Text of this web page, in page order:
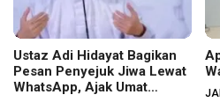
Ustaz Adi Hidayat Bagikan
Pesan Penyejuk Jiwa Lewat
WhatsApp, Ajak Umat